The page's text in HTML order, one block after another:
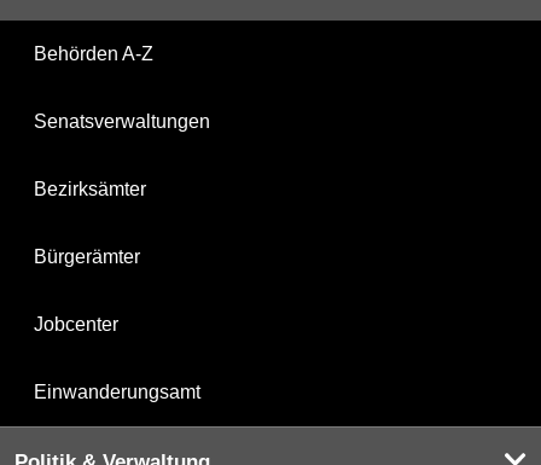
Behörden A-Z
Senatsverwaltungen
Bezirksämter
Bürgerämter
Jobcenter
Einwanderungsamt